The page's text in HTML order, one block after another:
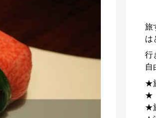
旅
は
行
自
★
★
★